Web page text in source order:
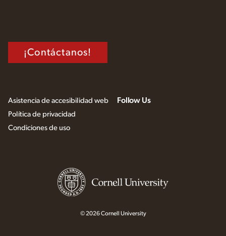
¡Contáctanos!
Asistencia de accesibilidad web
Política de privacidad
Condiciones de uso
Follow Us
© 2026 Cornell University